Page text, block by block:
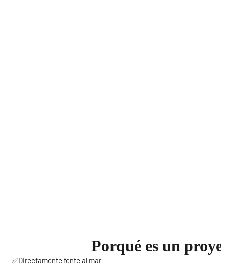
Porqué es un
✅Directamente fente al mar